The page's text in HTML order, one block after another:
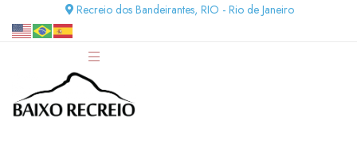
Recreio dos Bandeirantes, RIO - Rio de Janeiro